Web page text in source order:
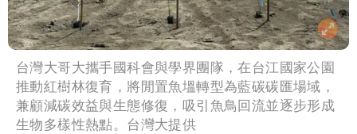
台灣大哥大攜手國科會與學界團隊，在台江國家公園
推動紅樹林復育，將閒置魚塭轉型為藍碳碳匯場域，
兼顧減碳效益與生態修復，吸引魚鳥回流並逐步形成
生物多樣性熱點。台灣大提供